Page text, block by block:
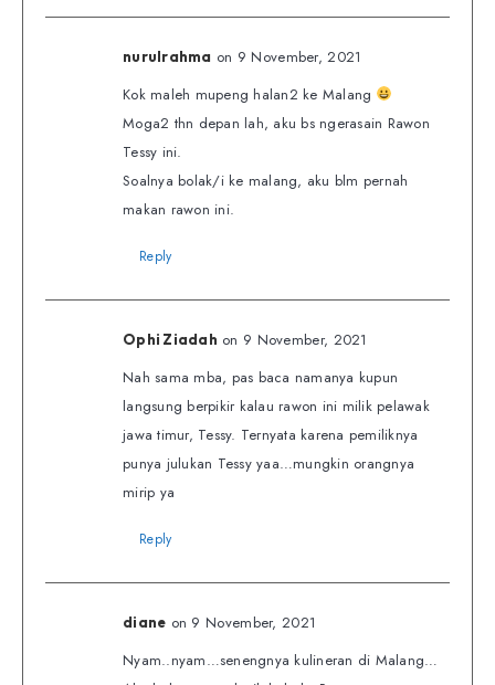
nurulrahma on 9 November, 2021
Kok maleh mupeng halan2 ke Malang
Moga2 thn depan lah, aku bs ngerasain Rawon
Tessy ini.
Soalnya bolak/i ke malang, aku blm pernah
makan rawon ini.
Reply
Ophi Ziadah on 9 November, 2021
Nah sama mba, pas baca namanya kupun
langsung berpikir kalau rawon ini milik pelawak
jawa timur, Tessy. Ternyata karena pemiliknya
punya julukan Tessy yaa…mungkin orangnya
mirip ya
Reply
diane on 9 November, 2021
Nyam..nyam…senengnya kulineran di Malang…